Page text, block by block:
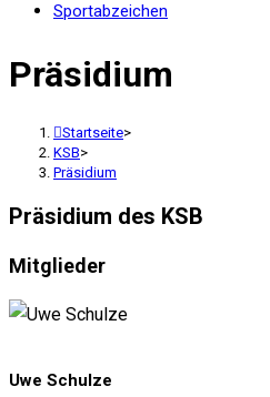
Sportabzeichen
Präsidium
Startseite>
KSB>
Präsidium
Präsidium des KSB
Mitglieder
Uwe Schulze